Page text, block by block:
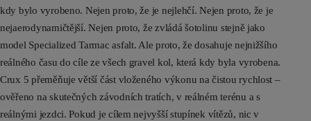
kdy bylo vyrobeno. Nejen proto, že je nejlehčí. Nejen proto, že je
nejaerodynamičtější. Nejen proto, že zvládá šotolinu stejně jako
model Specialized Tarmac asfalt. Ale proto, že dosahuje nejnižšího
reálného času do cíle ze všech gravel kol, která kdy byla vyrobena.
Crux 5 přeměňuje větší část vloženého výkonu na čistou rychlost –
ověřeno na skutečných závodních tratích, v reálném terénu a s
reálnými jezdci. Pokud je cílem nejvyšší stupínek vítězů, nic v